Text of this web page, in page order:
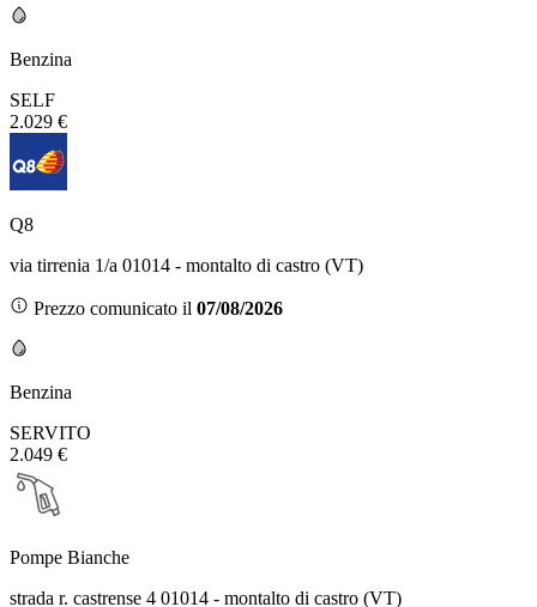
Benzina
SELF
2.029 €
Q8
via tirrenia 1/a 01014 - montalto di castro (VT)
Prezzo comunicato il 07/08/2026
Benzina
SERVITO
2.049 €
Pompe Bianche
strada r. castrense 4 01014 - montalto di castro (VT)